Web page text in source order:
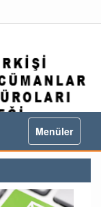
Toggle
navigation
Menüler